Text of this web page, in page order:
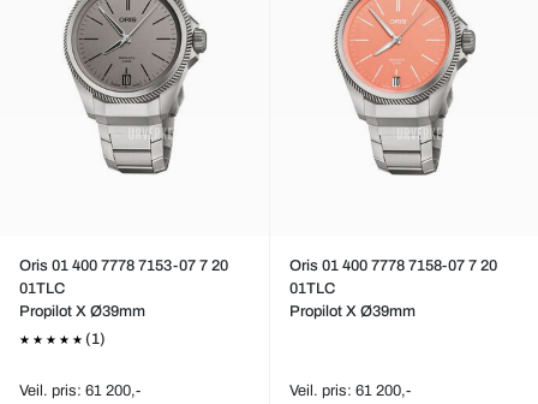
Oris 01 400 7778 7153-07 7 20
01TLC
Propilot X Ø39mm
(1)
Veil. pris: 61 200,-
Oris 01 400 7778 7158-07 7 20
01TLC
Propilot X Ø39mm
Veil. pris: 61 200,-